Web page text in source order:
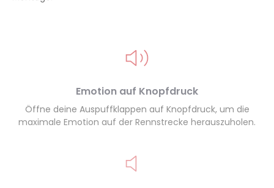
Emotion auf Knopfdruck
Öffne deine Auspuffklappen auf Knopfdruck, um die
maximale Emotion auf der Rennstrecke herauszuholen.